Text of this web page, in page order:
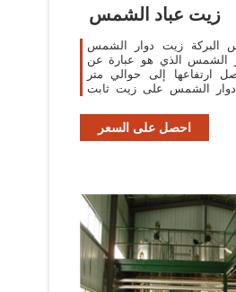
زيت عباد الشمس
البركة زيت دوار الشمس
الشمس الذي هو عبارة عن
ارتفاعها إلى حوالي متر
الشمس على زيت ثابت
تصل إلى ...
احصل على السعر